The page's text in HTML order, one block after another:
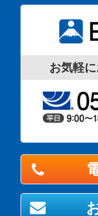
お気軽